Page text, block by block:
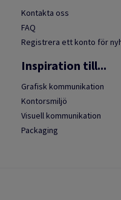
Kontakta oss
FAQ
Registrera ett konto för
Inspiration till...
Grafisk kommunikation
Kontorsmiljö
Visuell kommunikation
Packaging